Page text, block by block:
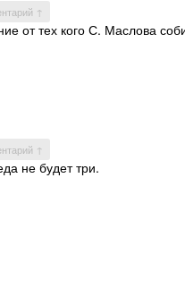
↑
от тех кого С. Маслова
↑
не будет три.